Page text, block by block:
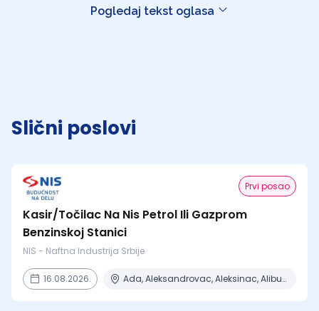
Pogledaj tekst oglasa
Slični poslovi
Prvi posao
Kasir/Točilac Na Nis Petrol Ili Gazprom
Benzinskoj Stanici
NIS - Naftna Industrija Srbije
16.08.2026. Ada, Aleksandrovac, Aleksinac, Alibunar, Apatin + 206 mesta